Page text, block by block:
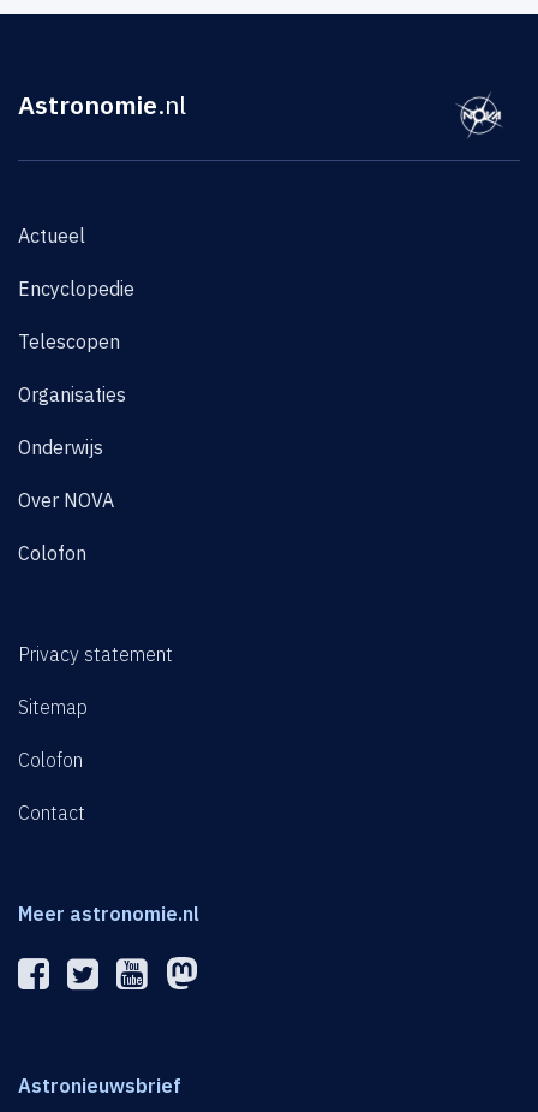
Astronomie.nl
Actueel
Encyclopedie
Telescopen
Organisaties
Onderwijs
Over NOVA
Colofon
Privacy statement
Sitemap
Colofon
Contact
Meer astronomie.nl
Astronieuwsbrief